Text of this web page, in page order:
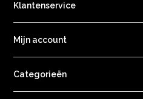
Klantenservice
Mijn account
Categorieën